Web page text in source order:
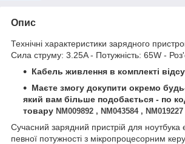
Опис
Технічні характеристики зарядного
Сила струму: 3.25A - Потужність: 65W -
Кабель живлення в комплекті
Маєте змогу докупити окремо будь-
який вам більше подобається - по
товару NM009892 , NM043584 , NM019227
Сучасний зарядний пристрій для
певної потужності з мікропроцесорним